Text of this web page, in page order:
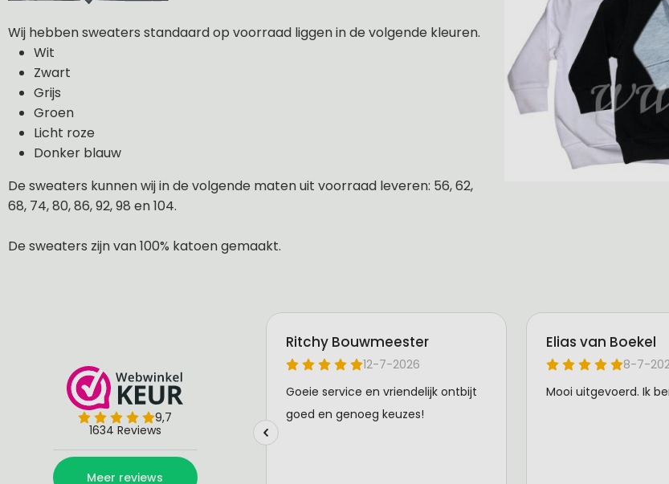
Wij hebben sweaters standaard op voorraad liggen in de volgende kleuren.
Wit
Zwart
Grijs
Groen
Licht roze
Donker blauw
De sweaters kunnen wij in de volgende maten uit voorraad leveren: 56, 62,
68, 74, 80, 86, 92, 98 en 104.
De sweaters zijn van 100% katoen gemaakt.